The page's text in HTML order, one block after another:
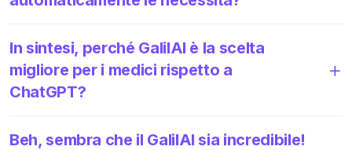
In sintesi, perché GalilAI è la scelta
migliore per i medici rispetto a
ChatGPT?
Beh, sembra che il GalilAI sia incredibile!